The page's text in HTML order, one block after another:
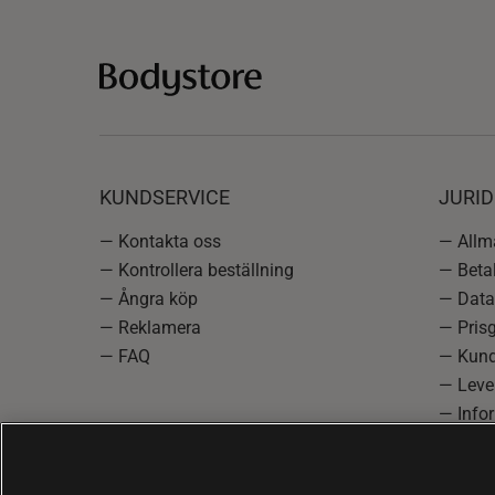
KUNDSERVICE
— Kontakta oss
— Kontrollera beställning
— Ångra köp
— Reklamera
— FAQ
—
—
—
—
—
—
—